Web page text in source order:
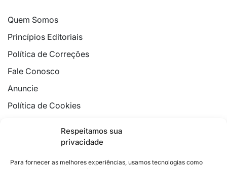
Respeitamos sua
privacidade
Para fornecer as melhores experiências, usamos tecnologias como
Quem Somos
Princípios Editoriais
Política de Correções
Fale Conosco
Anuncie
Política de Cookies